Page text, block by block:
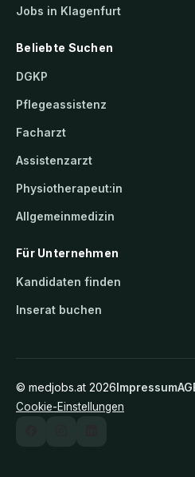
Jobs in Klagenfurt
Beliebte Suchen
DGKP
Pflegeassistenz
Facharzt
Assistenzarzt
Physiotherapeut:in
Allgemeinmedizin
Für Unternehmen
Kandidaten finden
Inserat buchen
© medjobs.at 2026Impressum
Cookie-Einstellungen